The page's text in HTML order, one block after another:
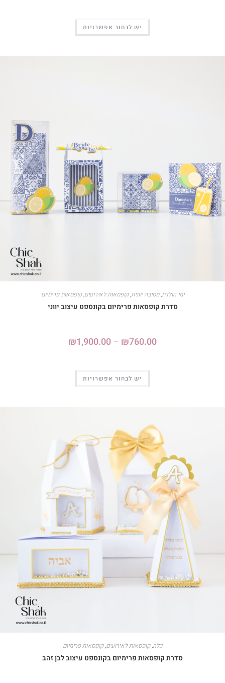
יש לבחור אפשרויות
ימי הולדת,מסיבה יוונית,קופסאות לאירועים,קופסאות פרימיום
סדרת קופסאות פרימיום בקונספט עיצוב יווני
₪760.00
–
₪1,900.00
יש לבחור אפשרויות
כלה,קופסאות לאירועים,קופסאות פרימיום
סדרת קופסאות פרימיום בקונספט עיצוב לבן זהב